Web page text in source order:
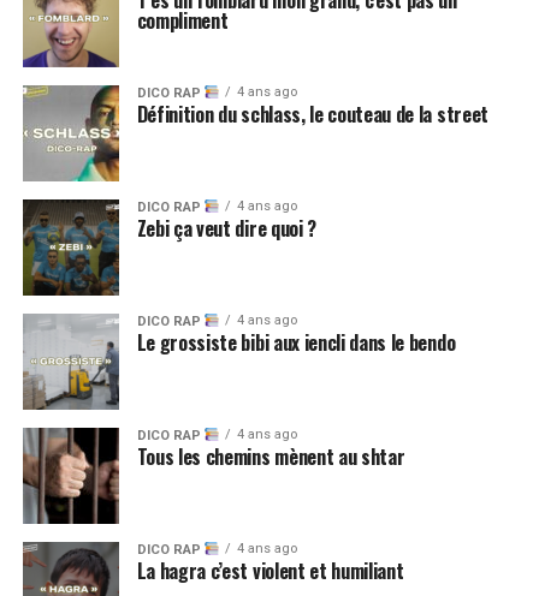
compliment
DICO RAP 4 ans ago
Définition du schlass, le couteau de la street
DICO RAP 4 ans ago
Zebi ça veut dire quoi ?
DICO RAP 4 ans ago
Le grossiste bibi aux iencli dans le bendo
DICO RAP 4 ans ago
Tous les chemins mènent au shtar
DICO RAP 4 ans ago
La hagra c’est violent et humiliant